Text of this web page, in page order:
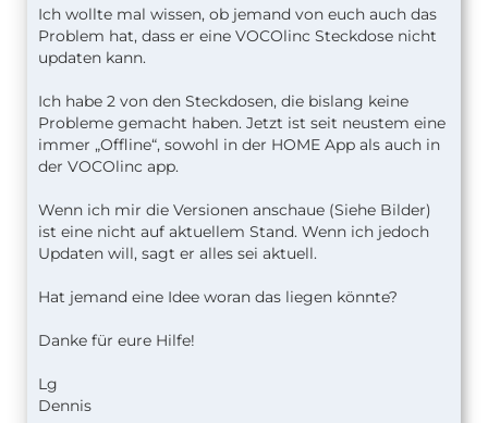
Ich wollte mal wissen, ob jemand von euch auch das
Problem hat, dass er eine VOCOlinc Steckdose nicht
updaten kann.
Ich habe 2 von den Steckdosen, die bislang keine
Probleme gemacht haben. Jetzt ist seit neustem eine
immer „Offline“, sowohl in der HOME App als auch in
der VOCOlinc app.
Wenn ich mir die Versionen anschaue (Siehe Bilder)
ist eine nicht auf aktuellem Stand. Wenn ich jedoch
Updaten will, sagt er alles sei aktuell.
Hat jemand eine Idee woran das liegen könnte?
Danke für eure Hilfe!
Lg
Dennis